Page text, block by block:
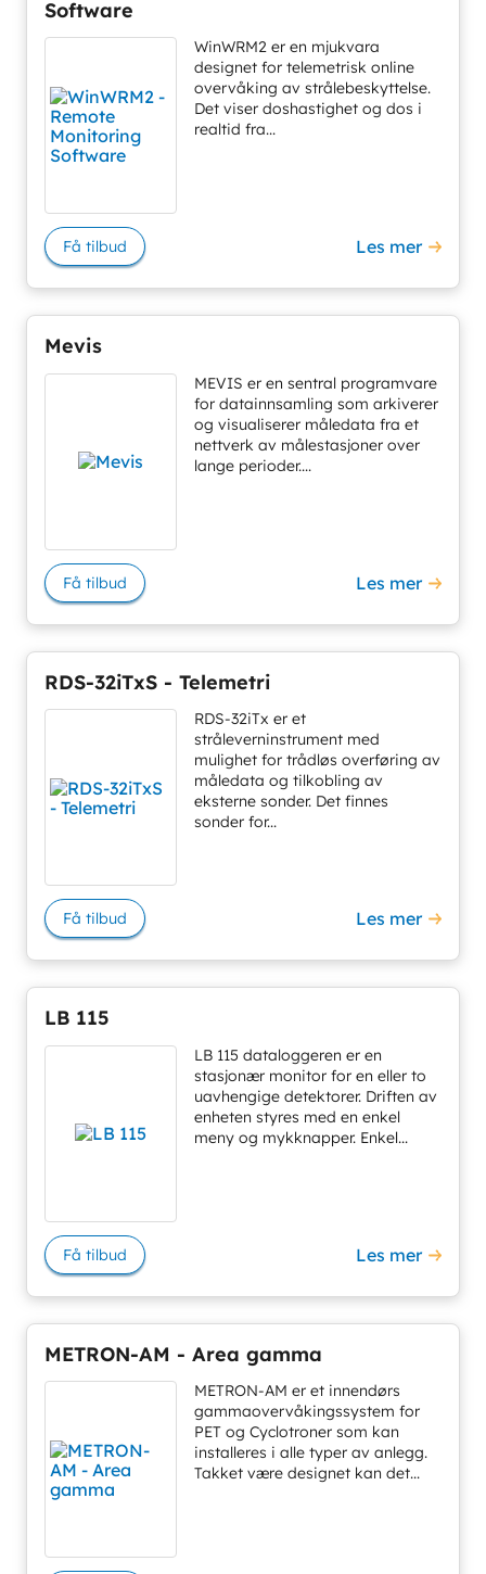
Software
WinWRM2 er en mjukvara
designet for telemetrisk online
overvåking av strålebeskyttelse.
Det viser doshastighet og dos i
realtid fra...
Få tilbud Les mer
Mevis
MEVIS er en sentral programvare
for datainnsamling som arkiverer
og visualiserer måledata fra et
nettverk av målestasjoner over
lange perioder....
Få tilbud Les mer
RDS-32iTxS - Telemetri
RDS-32iTx er et
stråleverninstrument med
mulighet for trådløs overføring av
måledata og tilkobling av
eksterne sonder. Det finnes
sonder for...
Få tilbud Les mer
LB 115
LB 115 dataloggeren er en
stasjonær monitor for en eller to
uavhengige detektorer. Driften av
enheten styres med en enkel
meny og mykknapper. Enkel...
Få tilbud Les mer
METRON-AM - Area gamma
METRON-AM er et innendørs
gammaovervåkingssystem for
PET og Cyclotroner som kan
installeres i alle typer av anlegg.
Takket være designet kan det...